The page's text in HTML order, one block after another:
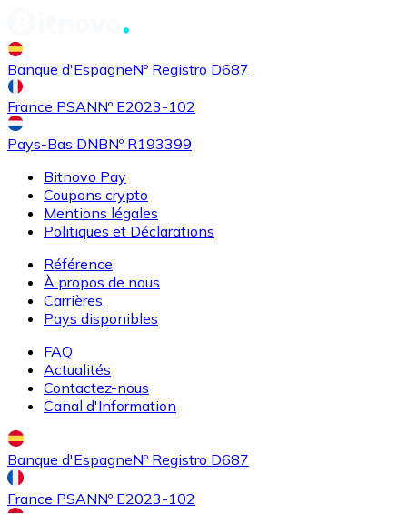
AcheterEthereum Classic
ETC
Acheter
ALGO
Banque d'EspagneNº Registro D687
France PSANNº E2023-102
Pays-Bas DNBNº R193399
Bitnovo Pay
Coupons crypto
Mentions légales
Politiques et Déclarations
Référence
À propos de nous
Carrières
Pays disponibles
FAQ
Actualités
Contactez-nous
Canal d'Information
Banque d'EspagneNº Registro D687
France PSANNº E2023-102